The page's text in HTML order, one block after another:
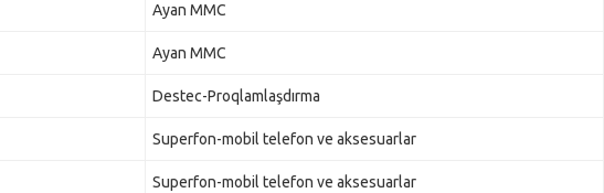
Ayan MMC
Ayan MMC
Destec-Proqlamlaşdırma
Superfon-mobil telefon ve aksesuarlar
Superfon-mobil telefon ve aksesuarlar